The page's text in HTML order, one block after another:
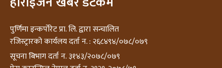
पुर्णिमा इन्कर्पोरेट प्रा. लि. द्वारा सन्चालित
रजिस्ट्रारको कार्यलय दर्ता न. : २६८४९४/०७८/०७९
सूचना बिभाग दर्ता न. ३१४३/२०७८/०७९